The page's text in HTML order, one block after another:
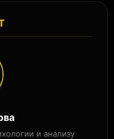
и анализу